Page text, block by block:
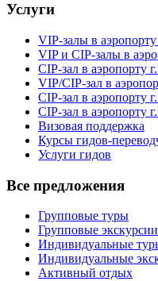
Услуги
VIP-залы в
VIP и CIP-залы в
CIP-зал в аэропорту
VIP/CIP-зал в
CIP-зал в аэропорту
CIP-зал в аэропорту
Визовая поддержка
Курсы гидов-
Услуги гидов
Все предложения
Групповые туры
Групповые экскурсии
Индивидуальные
Индивидуальные
Активный отдых